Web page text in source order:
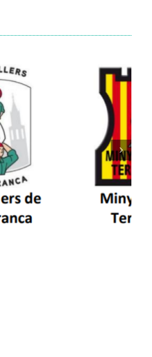
unieixen tradició i
viatge de colla a la Vall
i a la Vall de Boí